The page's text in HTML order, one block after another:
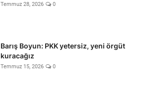
Temmuz 28, 2026 0
Barış Boyun: PKK yetersiz, yeni örgüt
kuracağız
Temmuz 15, 2026 0